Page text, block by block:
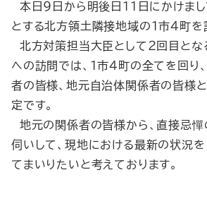
本日９日から明後日11日にかけまし
とする北方領土隣接地域の１市４町を
北方対策担当大臣として２回目と
への訪問では、１市４町の全てを回り
者の皆様、地元自治体関係者の皆様
定です。
地元の関係者の皆様から、直接忌
伺いして、現地における最新の状況を
てまいりたいと考えております。